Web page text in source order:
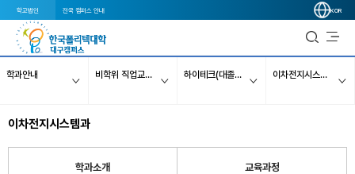
학교법인 전국 캠퍼스 안내 KOR
학과안내 비학위 직업교육과정 하이테크(대졸자)과정 이차전지시스템과
이차전지시스템과
학과소개 교육과정